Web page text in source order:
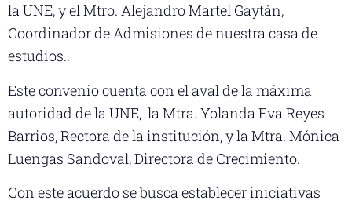
la UNE, y el Mtro. Alejandro Martel Gaytán,
Coordinador de Admisiones de nuestra casa de
estudios..
Este convenio cuenta con el aval de la máxima
autoridad de la UNE, la Mtra. Yolanda Eva Reyes
Barrios, Rectora de la institución, y la Mtra. Mónica
Luengas Sandoval, Directora de Crecimiento.
Con este acuerdo se busca establecer iniciativas